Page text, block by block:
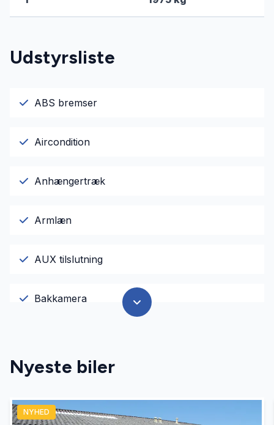
Udstyrsliste
ABS bremser
Aircondition
Anhængertræk
Armlæn
AUX tilslutning
Bakkamera
El-ruder
El-spejle
Nyeste biler
NYHED